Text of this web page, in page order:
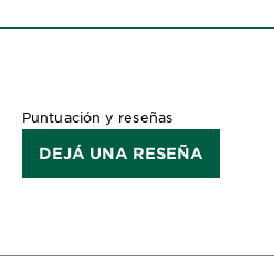
Puntuación y reseñas
DEJÁ UNA RESEÑA